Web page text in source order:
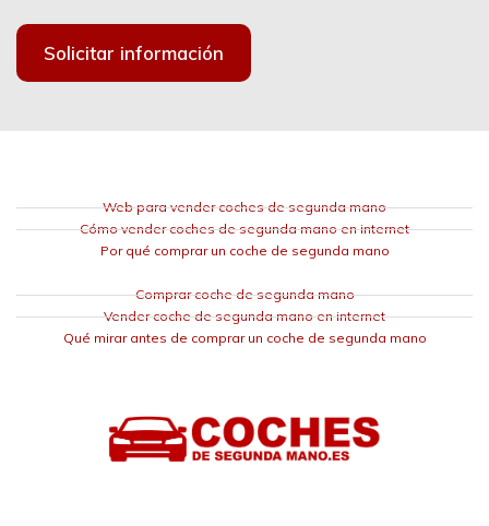
Solicitar información
Web para vender coches de segunda mano
Cómo vender coches de segunda mano en internet
Por qué comprar un coche de segunda mano
Comprar coche de segunda mano
Vender coche de segunda mano en internet
Qué mirar antes de comprar un coche de segunda mano